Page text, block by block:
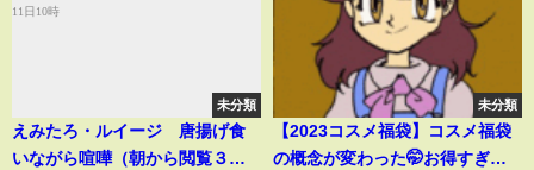
未分類
えみたろ・ルイージ 唐揚げ食
いながら喧嘩（朝から閲覧３０
未分類
【2023コスメ福袋】コスメ福袋
の概念が変わった🤭お得すぎて